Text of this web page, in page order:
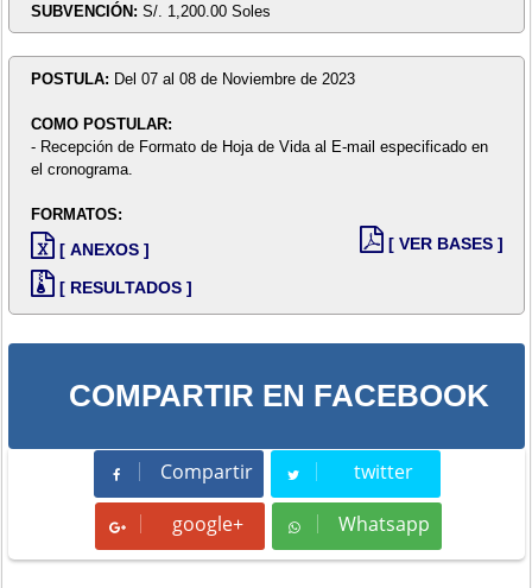
SUBVENCIÓN: S/. 1,200.00 Soles
POSTULA: Del 07 al 08 de Noviembre de 2023
COMO POSTULAR:
- Recepción de Formato de Hoja de Vida al E-mail especificado en
el cronograma.
FORMATOS:
[ ANEXOS ]
[ RESULTADOS ]
[ VER BASES ]
COMPARTIR EN FACEBOOK
Compartir
Compartir twitter
Tweet
google+ Whatsapp
Whatsapp